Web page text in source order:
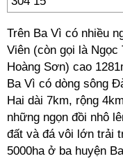
Trên Ba Vì có nhiều
Viên (còn gọi là
Hoàng Sơn) cao
Ba Vì có dòng sông
Hai dài 7km, rộng
những ngọn đồi nhô
đất và đá vôi lớn trải
5000ha ở ba huyện